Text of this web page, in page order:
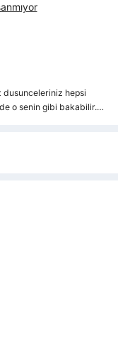
dusunceleriniz hepsi
o senin gibi bakabilir.…